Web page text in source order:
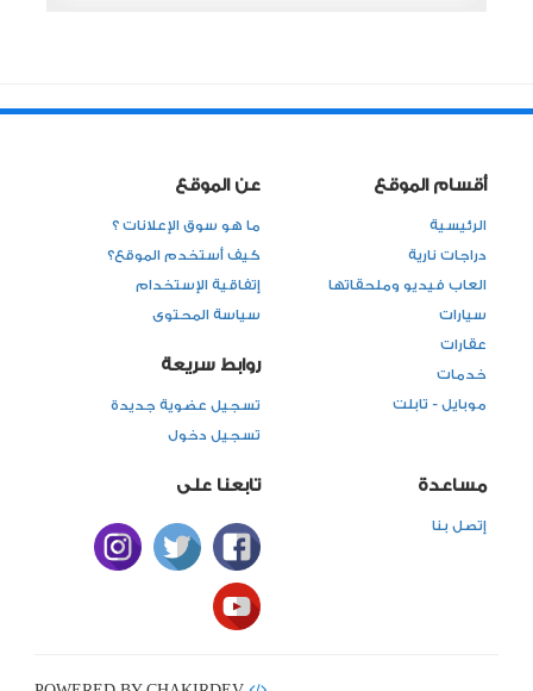
أقسام الموقع
الرئيسية
دراجات نارية
العاب فيديو وملحقاتها
سيارات
عقارات
خدمات
موبايل - تابلت
عن الموقع
ما هو سوق الإعلانات ؟
كيف أستخدم الموقع؟
إتفاقية الإستخدام
سياسة المحتوى
روابط سريعة
تسجيل عضوية جديدة
تسجيل دخول
مساعدة
إتصل بنا
تابعنا على